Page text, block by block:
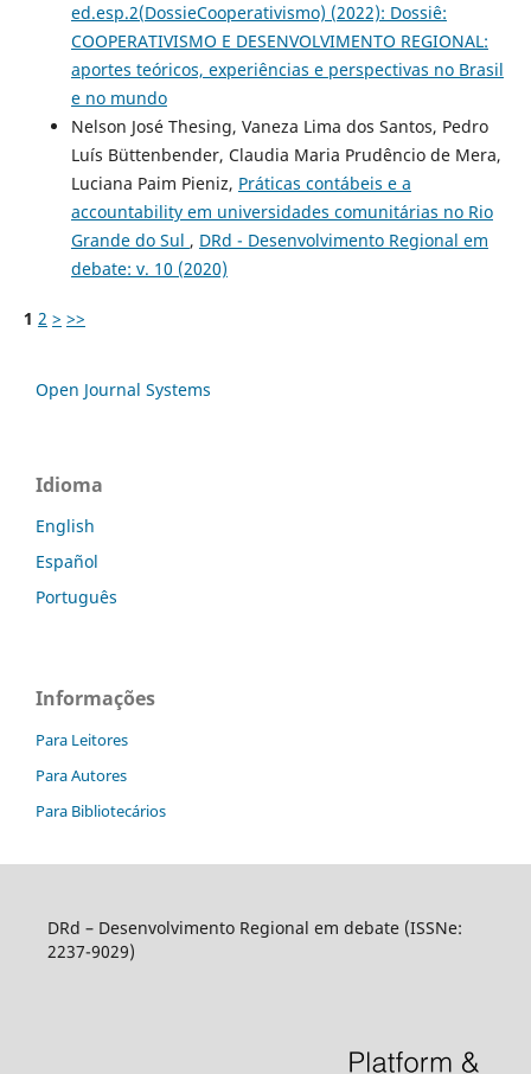
ed.esp.2(DossieCooperativismo) (2022): Dossiê:
COOPERATIVISMO E DESENVOLVIMENTO REGIONAL:
aportes teóricos, experiências e perspectivas no Brasil
e no mundo
Nelson José Thesing, Vaneza Lima dos Santos, Pedro
Luís Büttenbender, Claudia Maria Prudêncio de Mera,
Luciana Paim Pieniz, Práticas contábeis e a
accountability em universidades comunitárias no Rio
Grande do Sul , DRd - Desenvolvimento Regional em
debate: v. 10 (2020)
1 2 > >>
Open Journal Systems
Idioma
English
Español
Português
Informações
Para Leitores
Para Autores
Para Bibliotecários
DRd – Desenvolvimento Regional em debate (ISSNe:
2237-9029)